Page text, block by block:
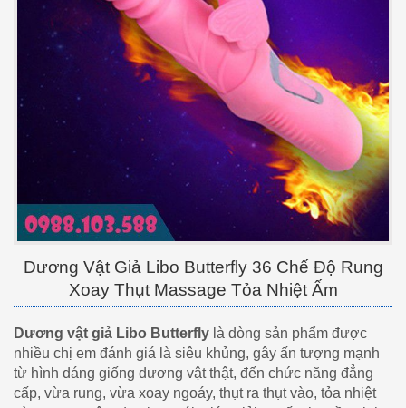
Dương Vật Giả Libo Butterfly 36 Chế Độ Rung
Xoay Thụt Massage Tỏa Nhiệt Ấm
Dương vật giả Libo Butterfly là dòng sản phẩm được
nhiều chị em đánh giá là siêu khủng, gây ấn tượng mạnh
từ hình dáng giống dương vật thật, đến chức năng đẳng
cấp, vừa rung, vừa xoay ngoáy, thụt ra thụt vào, tỏa nhiệt